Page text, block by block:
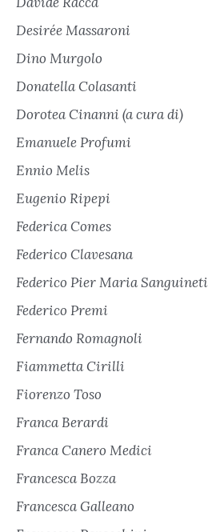
Desirée Massaroni
Dino Murgolo
Donatella Colasanti
Dorotea Cinanni (a cura di)
Emanuele Profumi
Ennio Melis
Eugenio Ripepi
Federica Comes
Federico Clavesana
Federico Pier Maria Sanguineti
Federico Premi
Fernando Romagnoli
Fiammetta Cirilli
Fiorenzo Toso
Franca Berardi
Franca Canero Medici
Francesca Bozza
Francesca Galleano